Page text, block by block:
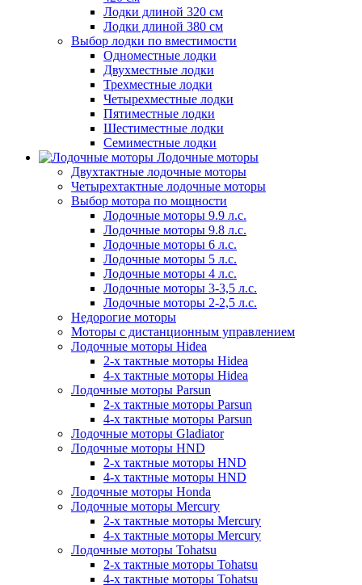
Лодки длиной 320 см
Лодки длиной 380 см
Выбор лодки по вместимости
Одноместные лодки
Двухместные лодки
Трехместные лодки
Четырехместные лодки
Пятиместные лодки
Шестиместные лодки
Семиместные лодки
Лодочные моторы
Двухтактные лодочные моторы
Четырехтактные лодочные моторы
Выбор мотора по мощности
Лодочные моторы 9.9 л.с.
Лодочные моторы 9.8 л.с.
Лодочные моторы 6 л.с.
Лодочные моторы 5 л.с.
Лодочные моторы 4 л.с.
Лодочные моторы 3-3,5 л.с.
Лодочные моторы 2-2,5 л.с.
Недорогие моторы
Моторы с дистанционным управлением
Лодочные моторы Hidea
2-х тактные моторы Hidea
4-х тактные моторы Hidea
Лодочные моторы Parsun
2-х тактные моторы Parsun
4-х тактные моторы Parsun
Лодочные моторы Gladiator
Лодочные моторы HND
2-х тактные моторы HND
4-х тактные моторы HND
Лодочные моторы Honda
Лодочные моторы Mercury
2-х тактные моторы Mercury
4-х тактные моторы Mercury
Лодочные моторы Tohatsu
2-х тактные моторы Tohatsu
4-х тактные моторы Tohatsu